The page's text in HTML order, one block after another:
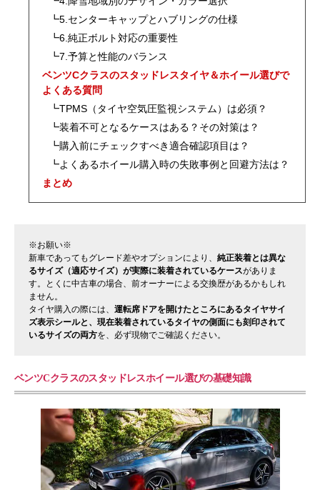
┗5.センターキャップとハブリングの仕様
┗6.純正ボルト対応の重要性
┗7.予算と性能のバランス
ベンツCクラスのスタッドレスタイヤ＆ホイール選びで
よくある質問
┗TPMS（タイヤ空気圧監視システム）は必須？
┗装着不可となるケースはある？その対策は？
┗購入前にチェックすべき適合確認項目は？
┗よくあるホイール購入時の失敗事例と回避方法は？
まとめ
※お願い※
新車であってもグレード差やオプションにより、 純正装着とは異な
るサイズ（適応サイズ）が実際に装着されているケースがありま
す。とくに中古車の場合、前オーナーによる交換歴があるかもしれ
ません。
タイヤ購入の際には、 運転席ドアを開けたところにあるタイヤサイ
ズ表示シールと、現在装着されているタイヤの側面にも刻印されて
いるサイズの両方を、必ず現物でご確認ください。
ベンツCクラスのスタッドレスホイール選びの基礎知識